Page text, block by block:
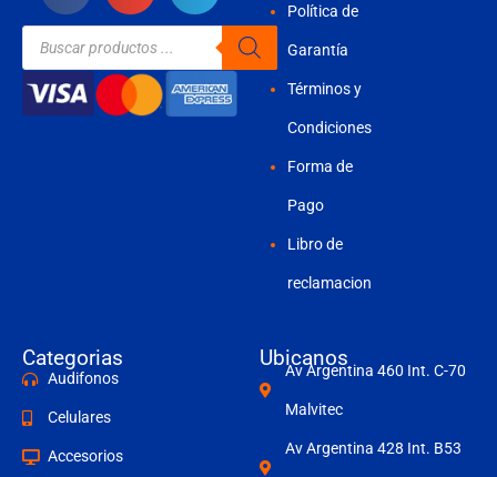
Búsqueda
productos
Política de
Garantía
Términos y
Condiciones
Forma de
Pago
Libro de
reclamacion
Categorias
Audifonos
Celulares
Accesorios
Ubicanos
Av Argentina 460 Int. C-70
Malvitec
Av Argentina 428 Int. B53